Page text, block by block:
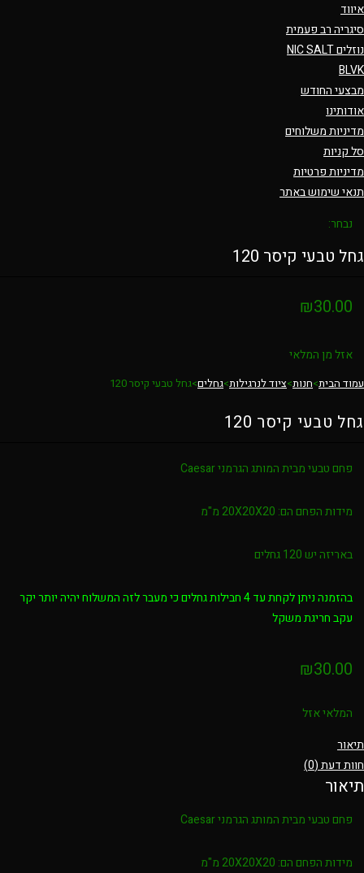
איווד
סיגריה רב פעמית
נוזלים NIC SALT
BLVK
מבצעי החודש
אודותינו
מדיניות משלוחים
סל קניות
מדיניות פרטיות
תנאי שימוש באתר
נבחר:
גחל טבעי קיסר 120
₪30.00
אזל מן המלאי
עמוד הבית>חנות>ציוד לנרגילות>גחלים>גחל טבעי קיסר 120
גחל טבעי קיסר 120
פחם טבעי מבית המותג הגרמני Caesar
מידות הפחם הם: 20X20X20 מ"מ
באריזה יש 120 גחלים
בהזמנה ניתן לקחת עד 4 חבילות גחלים כי מעבר לזה המשלוח יהיה יותר יקר
עקב חריגת משקל
₪30.00
המלאי אזל
תיאור
חוות דעת (0)
תיאור
פחם טבעי מבית המותג הגרמני Caesar
מידות הפחם הם: 20X20X20 מ"מ